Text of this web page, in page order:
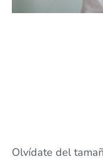
Olvídate del